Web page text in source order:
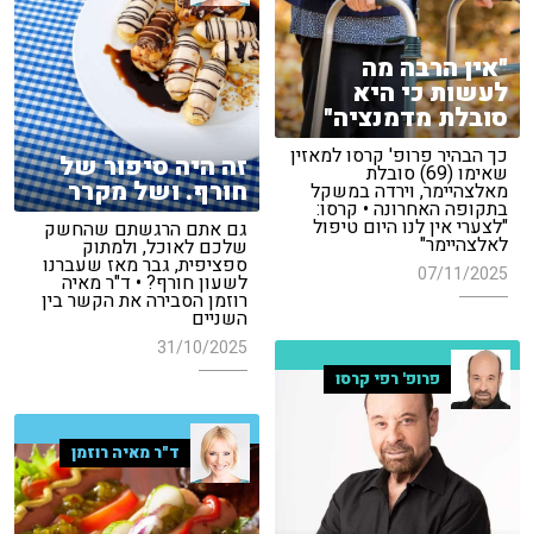
"אין הרבה מה
לעשות כי היא
סובלת מדמנציה"
כך הבהיר פרופ' קרסו למאזין
שאימו (69) סובלת
מאלצהיימר, וירדה במשקל
בתקופה האחרונה • קרסו:
"לצערי אין לנו היום טיפול
לאלצהיימר"
07/11/2025
זה היה סיפור של
חורף. ושל מקרר
גם אתם הרגשתם שהחשק
שלכם לאוכל, ולמתוק
ספציפית, גבר מאז שעברנו
לשעון חורף? • ד"ר מאיה
רוזמן הסבירה את הקשר בין
השניים
31/10/2025
פרופ' רפי קרסו
ד"ר מאיה רוזמן